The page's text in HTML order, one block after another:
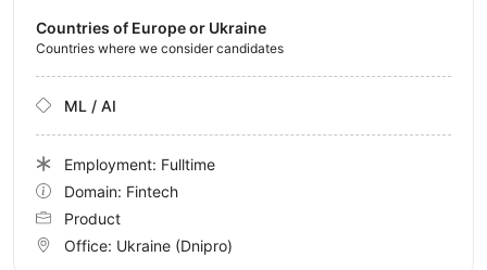
Countries of Europe or Ukraine
Countries where we consider candidates
ML / AI
Employment: Fulltime
Domain: Fintech
Product
Office: Ukraine (Dnipro)